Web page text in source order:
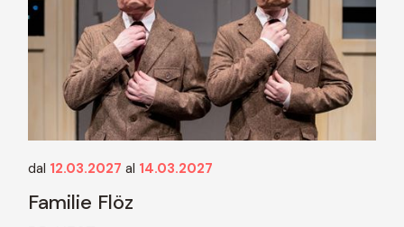
dal 12.03.2027 al 14.03.2027
Familie Flöz